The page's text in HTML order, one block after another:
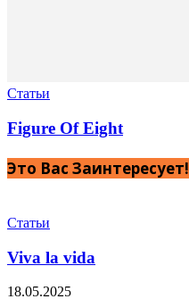
Статьи
Figure Of Eight
Это Вас Заинтересует!
Статьи
Viva la vida
18.05.2025